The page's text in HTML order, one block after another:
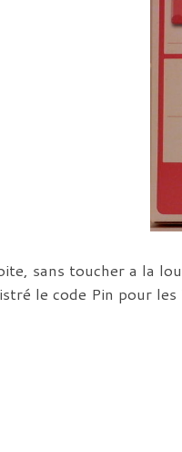
sans toucher a la
le code Pin pour